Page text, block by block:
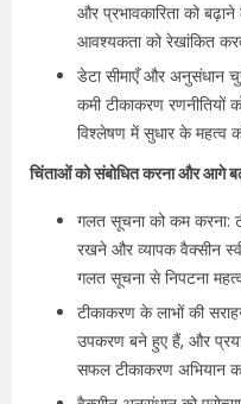
और प्रभावकारिता को
आवश्यकता को रेखांकित
डेटा सीमाएँ और अनुसंधान
कमी टीकाकरण
विश्लेषण में सुधार के महत्व
चिंताओं को संबोधित करना और आगे
गलत सूचना को कम करना:
रखने और व्यापक वैक्सीन
गलत सूचना से निपटना
टीकाकरण के लाभों की
उपकरण बने हुए हैं, और
सफल टीकाकरण अभियान